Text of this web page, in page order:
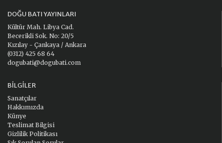
DOĞU BATI YAYINLARI
Kültür Mah. Libya Cad.
Becerikli Sok. No: 20/5
Kızılay - Çankaya / Ankara
(0312) 425 68 64
dogubati@dogubati.com
BILGILER
Sanatçılar
Hakkımızda
Künye
Teslimat Bilgisi
Gizlilik Politikası